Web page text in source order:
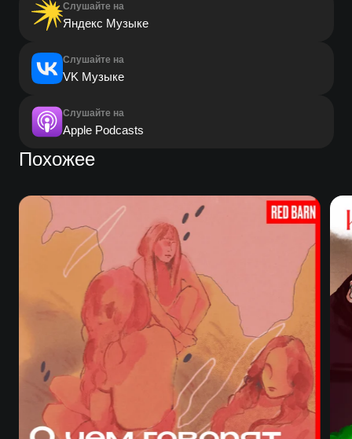
Слушайте на
Яндекс Музыке
Слушайте на
VK Музыке
Слушайте на
Apple Podcasts
Похожее